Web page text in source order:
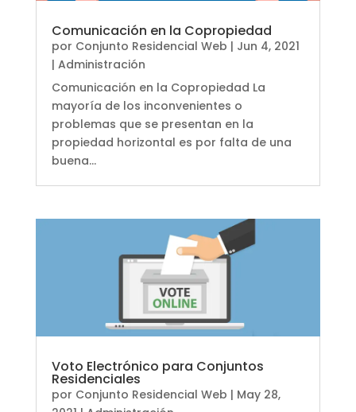
Comunicación en la Copropiedad
por Conjunto Residencial Web | Jun 4, 2021
| Administración
Comunicación en la Copropiedad La
mayoría de los inconvenientes o
problemas que se presentan en la
propiedad horizontal es por falta de una
buena...
Voto Electrónico para Conjuntos
Residenciales
por Conjunto Residencial Web | May 28,